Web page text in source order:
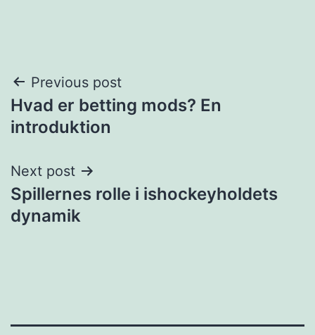
Post
navigation
Previous post
Hvad er betting mods? En
introduktion
Next post
Spillernes rolle i ishockeyholdets
dynamik